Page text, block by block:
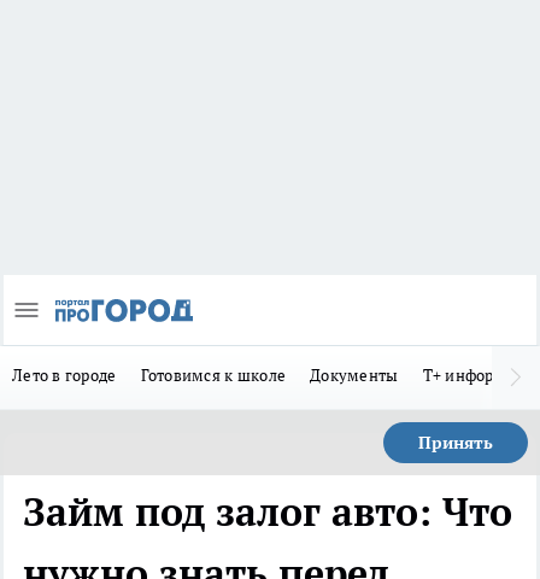
Лето в городе Готовимся к школе Документы Т+
Принять
Займ под залог авто: Что